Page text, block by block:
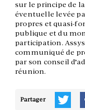
sur le principe de
éventuelle levée
propres et quasi-
publique et du
participation.
communiqué de
par son conseil
réunion.
Partager